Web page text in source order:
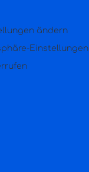
ändern
Einstellungen